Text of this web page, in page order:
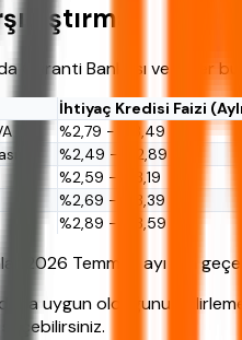
Garanti Bankası ve diğer
İhtiyaç Kredisi Faizi
%2,79 - %3,49
%2,49 - %2,89
%2,59 - %3,19
%2,69 - %3,39
%2,89 - %3,59
2026 Temmuz ayı için
uygun olduğunu